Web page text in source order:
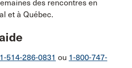
des rencontres en
et à Québec.
1-514-286-0831 ou 1-800-747-